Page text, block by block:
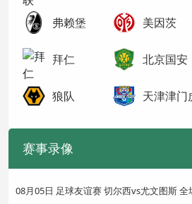
弗赖堡 美因茨
拜仁 北京国安
狼队 天津津门
赛事录像
08月05日 足球友谊赛 切尔西vs尤文图斯 全